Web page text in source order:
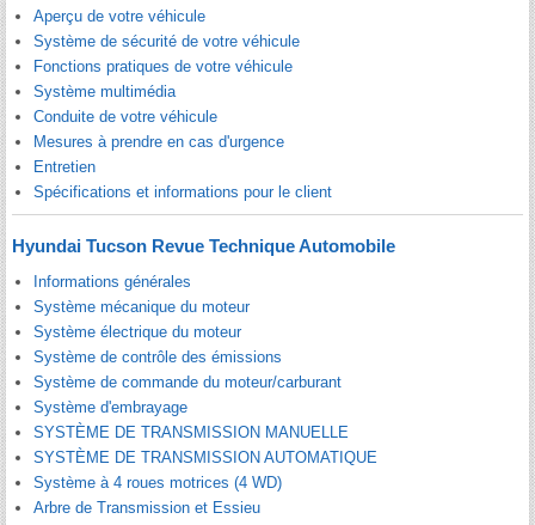
Aperçu de votre véhicule
Système de sécurité de votre véhicule
Fonctions pratiques de votre véhicule
Système multimédia
Conduite de votre véhicule
Mesures à prendre en cas d'urgence
Entretien
Spécifications et informations pour le client
Hyundai Tucson Revue Technique Automobile
Informations générales
Système mécanique du moteur
Système électrique du moteur
Système de contrôle des émissions
Système de commande du moteur/carburant
Système d'embrayage
SYSTÈME DE TRANSMISSION MANUELLE
SYSTÈME DE TRANSMISSION AUTOMATIQUE
Système à 4 roues motrices (4 WD)
Arbre de Transmission et Essieu